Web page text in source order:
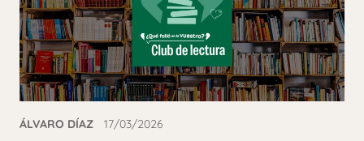
ÁLVARO DÍAZ 17/03/2026